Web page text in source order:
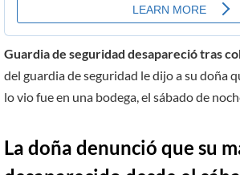
Guardia de seguridad desapareció tras
del guardia de seguridad le dijo a su doña
lo vio fue en una bodega, el sábado de
La doña denunció que su